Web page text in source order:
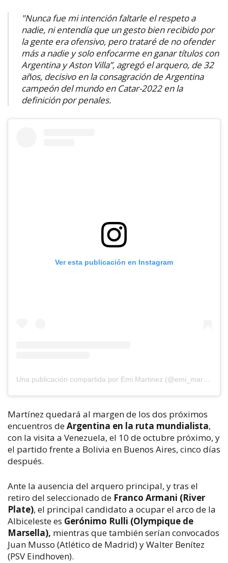
"Nunca fue mi intención faltarle el respeto a
nadie, ni entendía que un gesto bien recibido por
la gente era ofensivo, pero trataré de no ofender
más a nadie y solo enfocarme en ganar títulos con
Argentina y Aston Villa”, agregó el arquero, de 32
años, decisivo en la consagración de Argentina
campeón del mundo en Catar-2022 en la
definición por penales.
Ver esta publicación en Instagram
Una publicación compartida por Emi Martinez (@emi_martinez26)
Martínez quedará al margen de los dos próximos
encuentros deArgentina en la ruta mundialista,
con la visita a Venezuela, el 10 de octubre próximo, y
el partido frente a Bolivia en Buenos Aires, cinco días
después.
Ante la ausencia del arquero principal, y tras el
retiro del seleccionado de Franco Armani (River
Plate), el principal candidato a ocupar el arco de la
Albiceleste es Gerónimo Rulli (Olympique de
Marsella), mientras que también serían convocados
Juan Musso (Atlético de Madrid) y Walter Benítez
(PSV Eindhoven).